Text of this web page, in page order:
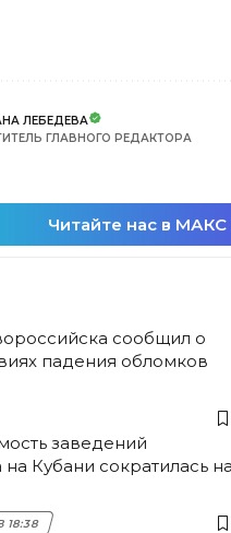
ЛЕБЕДЕВА
ГЛАВНОГО РЕДАКТОРА
Читайте нас в МАКС
сообщил о
падения обломков
заведений
Кубани сократилась на
18:38